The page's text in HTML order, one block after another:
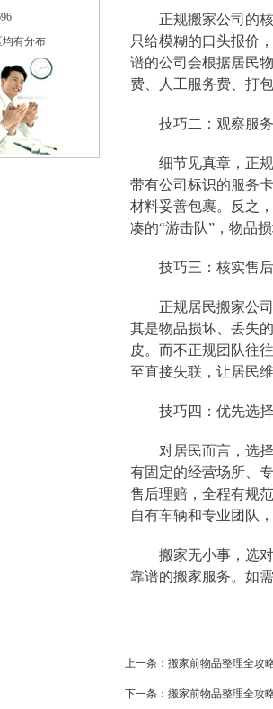
有分布
正规搬家公司的核
只给模糊的口头报价
谱的公司会根据居民
费、人工服务费、打
技巧二：观察服务
细节见真章，正规
带有公司标识的服务
材料妥善包裹。反之
凑的“游击队”，物品
技巧三：核实售后
正规居民搬家公司
其是物品损坏、丢失
皮。而不正规团队往
至直接失联，让居民
技巧四：优先选择
对居民而言，选择
有固定的经营场所、
售后理赔，全程有规
自有车辆和专业团队
搬家无小事，选对
靠谱的搬家服务。如
上一条：搬家前物品整理全攻
下一条：搬家前物品整理全攻